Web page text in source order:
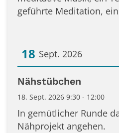
geführte Meditation,
18 Sept. 2026
Datum: 18. September
Nähstübchen
18. Sept. 2026 9:30 - 12:00
In gemütlicher Runde
Nähprojekt angehen.